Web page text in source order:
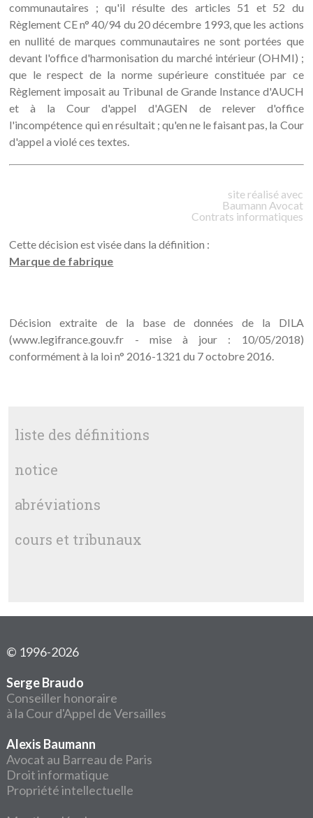
communautaires ; qu'il résulte des articles 51 et 52 du
Règlement CE n° 40/94 du 20 décembre 1993, que les actions
en nullité de marques communautaires ne sont portées que
devant l'office d'harmonisation du marché intérieur (OHMI) ;
que le respect de la norme supérieure constituée par ce
Règlement imposait au Tribunal de Grande Instance d'AUCH
et à la Cour d'appel d'AGEN de relever d'office
l'incompétence qui en résultait ; qu'en ne le faisant pas, la Cour
d'appel a violé ces textes.
site réalisé avec
Baumann Avocat
Contrats informatiques
Cette décision est visée dans la définition :
Marque de fabrique
Décision extraite de la base de données de la DILA
(www.legifrance.gouv.fr - mise à jour : 10/05/2018)
conformément à la loi n° 2016-1321 du 7 octobre 2016.
liste des définitions
notice
abréviations
cours et tribunaux
© 1996-2026
Serge Braudo
Conseiller honoraire
à la Cour d'Appel de Versailles
Alexis Baumann
Avocat au Barreau de Paris
Droit informatique
Propriété intellectuelle